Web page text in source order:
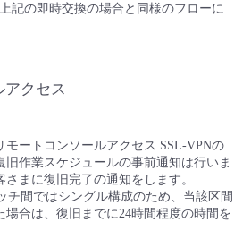
記の即時交換の場合と同様のフローに
アクセス
モートコンソールアクセス SSL-VPNの
旧作業スケジュールの事前通知は行いま
まに復旧完了の通知をします。
チ間ではシングル構成のため、当該区間
場合は、復旧までに24時間程度の時間を